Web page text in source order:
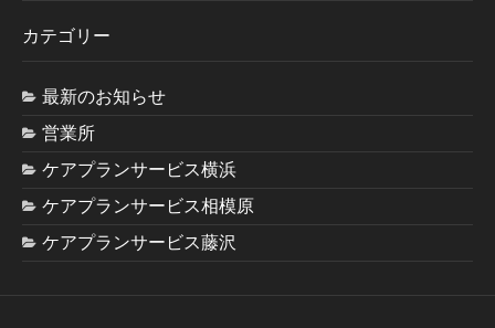
エントリーフォーム
プライバシーポリシー
カテゴリー
最新のお知らせ
営業所
ケアプランサービス横浜
ケアプランサービス相模原
ケアプランサービス藤沢